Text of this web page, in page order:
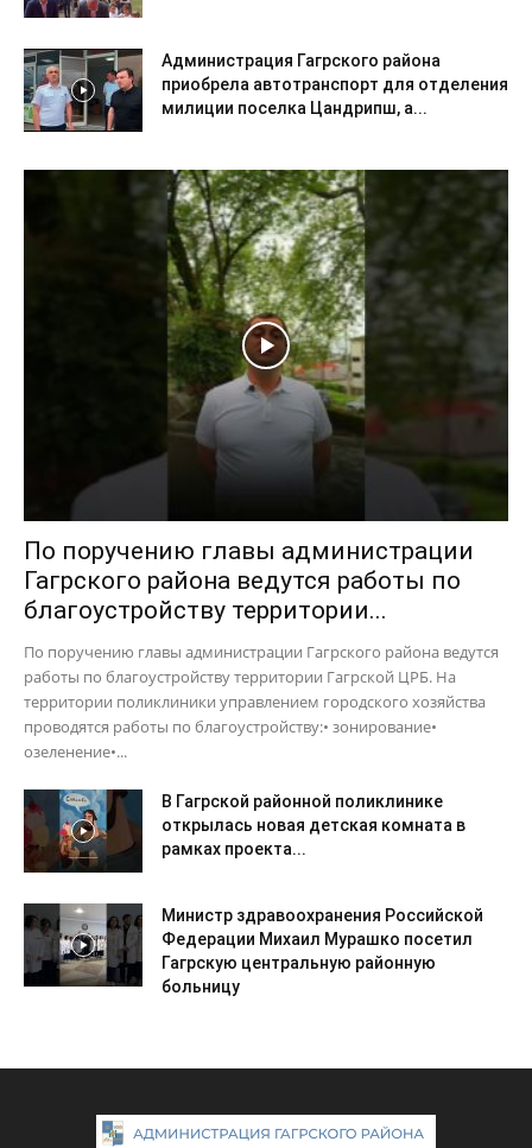
Администрация Гагрского района
приобрела автотранспорт для отделения
милиции поселка Цандрипш, а...
По поручению главы администрации
Гагрского района ведутся работы по
благоустройству территории...
По поручению главы администрации Гагрского района ведутся
работы по благоустройству территории Гагрской ЦРБ. На
территории поликлиники управлением городского хозяйства
проводятся работы по благоустройству:• зонирование•
озеленение•...
В Гагрской районной поликлинике
открылась новая детская комната в
рамках проекта...
Министр здравоохранения Российской
Федерации Михаил Мурашко посетил
Гагрскую центральную районную
больницу